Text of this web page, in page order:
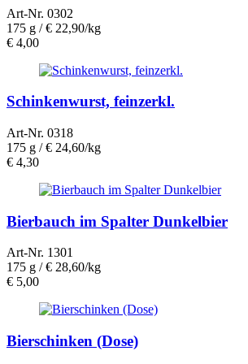
Art-Nr. 0302
175 g /€ 22,90/kg
€ 4,00
Schinkenwurst, feinzerkl.
Art-Nr. 0318
175 g /€ 24,60/kg
€ 4,30
Bierbauch im Spalter Dunkelbier
Art-Nr. 1301
175 g /€ 28,60/kg
€ 5,00
Bierschinken (Dose)